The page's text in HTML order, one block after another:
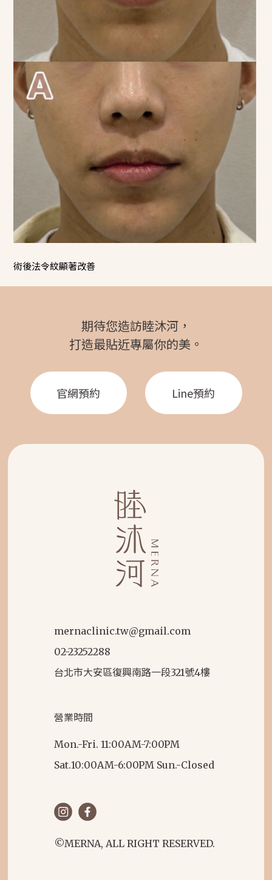
術後法令紋顯著改善
期待您造訪睦沐河，
打造最貼近專屬你的美。
mernaclinic.tw@gmail.com
02-23252288
台北市大安區復興南路一段321號4樓
營業時間
Mon.-Fri. 11:00AM-7:00PM
Sat.10:00AM-6:00PM Sun.-Closed
©MERNA, ALL RIGHT RESERVED.